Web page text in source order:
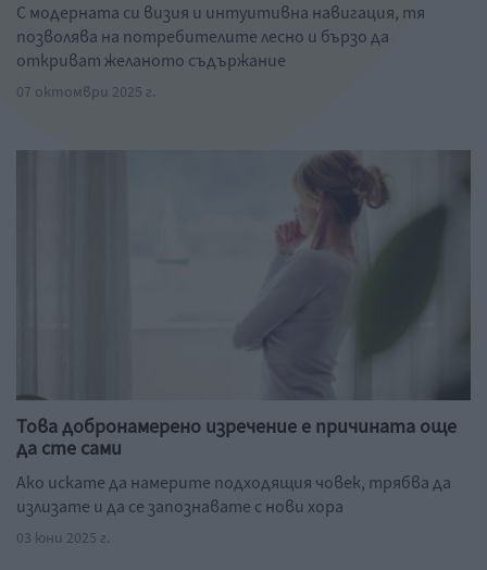
С модерната си визия и интуитивна навигация, тя
позволява на потребителите лесно и бързо да
откриват желаното съдържание
07 октомври 2025 г.
Това добронамерено изречение е причината още
да сте сами
Ако искате да намерите подходящия човек, трябва да
излизате и да се запознавате с нови хора
03 юни 2025 г.